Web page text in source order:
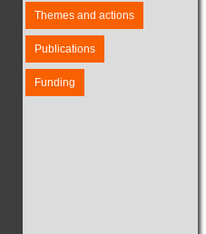
Themes and actions
Publications
Funding